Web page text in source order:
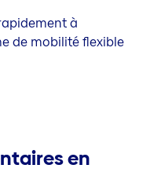
à
de mobilité flexible
en